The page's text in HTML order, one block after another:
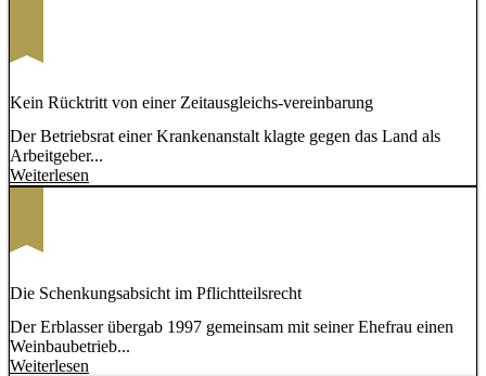
Kein Rücktritt von einer Zeitausgleichs-vereinbarung
Der Betriebsrat einer Krankenanstalt klagte gegen das Land als
Arbeitgeber...
Weiterlesen
Die Schenkungsabsicht im Pflichtteilsrecht
Der Erblasser übergab 1997 gemeinsam mit seiner Ehefrau einen
Weinbaubetrieb...
Weiterlesen